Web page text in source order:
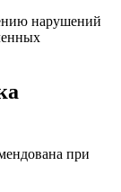
нарушений
при